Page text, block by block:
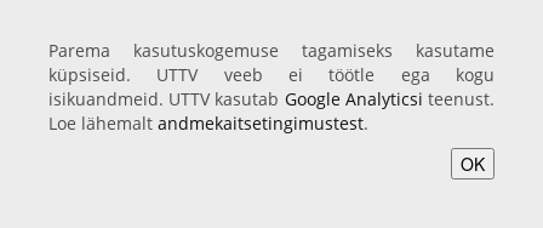
Parema kasutuskogemuse tagamiseks kasutame
küpsiseid. UTTV veeb ei töötle ega kogu
isikuandmeid. UTTV kasutab Google Analyticsi teenust.
Loe lähemalt andmekaitsetingimustest.
OK